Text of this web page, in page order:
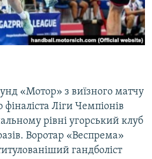
«Мотор» з виїзного матчу
Ліги Чемпіонів
рівні угорський клуб
Воротар «Веспрема»
гандболіст